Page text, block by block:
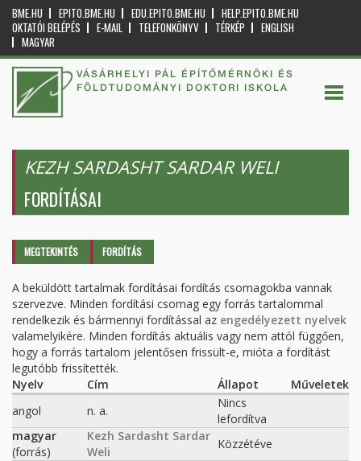
BME.HU EPITO.BME.HU EDU.EPITO.BME.HU
HELP.EPITO.BME.HU
OKTATÓI BELÉPÉS
E-MAIL TELEFONKÖNYV TÉRKÉP
ENGLISH
MAGYAR
VÁSÁRHELYI PÁL ÉPÍTŐMÉRNÖKI ÉS
FÖLDTUDOMÁNYI DOKTORI ISKOLA
KEZH SARDASHT SARDAR WELI
FORDÍTÁSAI
Elsődleges fülek
MEGTEKINTÉS FORDÍTÁS
A beküldött tartalmak fordításai fordítás csomagokba vannak
szervezve. Minden fordítási csomag egy forrás tartalommal
rendelkezik és bármennyi fordítással az engedélyezett nyelvek
valamelyikére. Minden fordítás aktuális vagy nem attól függően,
hogy a forrás tartalom jelentősen frissült-e, mióta a fordítást
legutóbb frissítették.
Nyelv
Cím Állapot
Műveletek
angol
n. a.
Nincs
lefordítva
magyar
(forrás)
Kezh Sardasht Sardar
Weli
Közzétéve